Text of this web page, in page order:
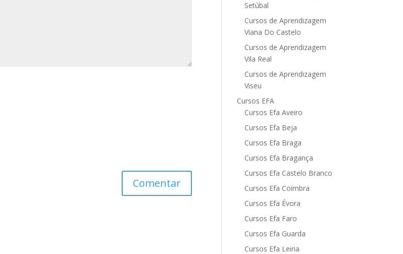
Setúbal
Cursos de Aprendizagem
Viana Do Castelo
Cursos de Aprendizagem
Vila Real
Cursos de Aprendizagem
Viseu
Cursos EFA
Cursos Efa Aveiro
Cursos Efa Beja
Cursos Efa Braga
Cursos Efa Bragança
Cursos Efa Castelo Branco
Cursos Efa Coimbra
Cursos Efa Évora
Cursos Efa Faro
Cursos Efa Guarda
Cursos Efa Leiria